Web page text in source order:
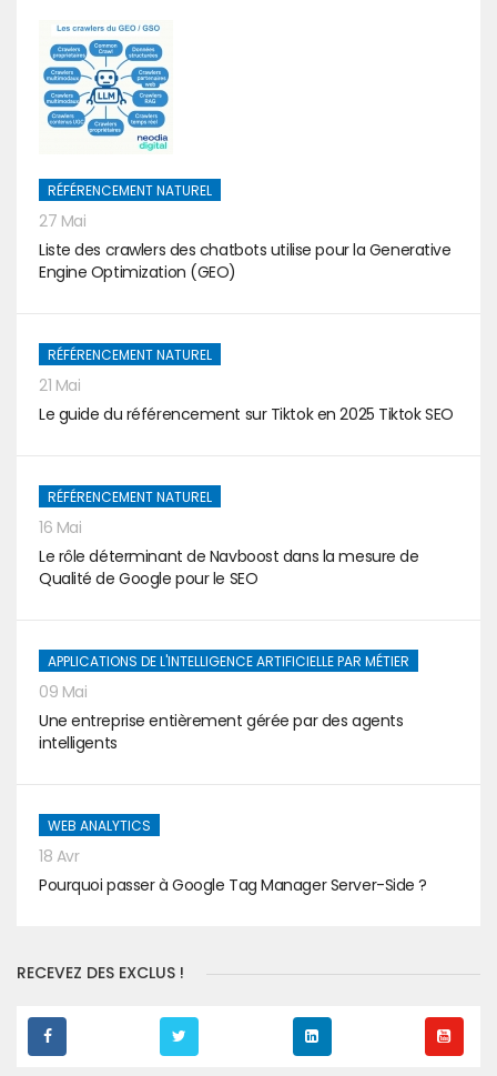
RÉFÉRENCEMENT NATUREL
27 Mai
Liste des crawlers des chatbots utilise pour la Generative
Engine Optimization (GEO)
RÉFÉRENCEMENT NATUREL
21 Mai
Le guide du référencement sur Tiktok en 2025 Tiktok SEO
RÉFÉRENCEMENT NATUREL
16 Mai
Le rôle déterminant de Navboost dans la mesure de
Qualité de Google pour le SEO
APPLICATIONS DE L'INTELLIGENCE ARTIFICIELLE PAR MÉTIER
09 Mai
Une entreprise entièrement gérée par des agents
intelligents
WEB ANALYTICS
18 Avr
Pourquoi passer à Google Tag Manager Server-Side ?
RECEVEZ DES EXCLUS !